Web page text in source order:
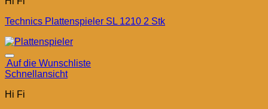
Technics Plattenspieler SL 1210 2 Stk
Auf die Wunschliste
Schnellansicht
Hi Fi